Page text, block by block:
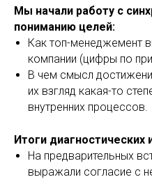
Мы начали работу с
пониманию целей:
Как топ-менеджемент
компании (цифры по
В чем смысл
их взгляд какая-то
внутренних процессов.
Итоги диагностических
На предварительных
выражали согласие с